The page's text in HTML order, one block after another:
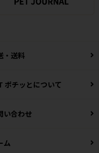
・送料
ポチッとについて
い合わせ
ム